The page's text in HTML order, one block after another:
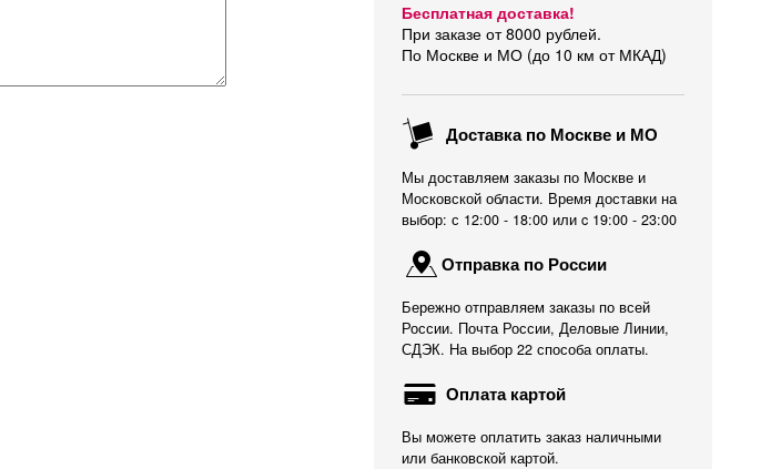
Бесплатная доставка!
При заказе от 8000 рублей.
По Москве и МО (до 10 км от МКАД)
Доставка по Москве и МО
Мы доставляем заказы по Москве и
Московской области. Время доставки на
выбор: с 12:00 - 18:00 или c 19:00 - 23:00
Отправка по России
Бережно отправляем заказы по всей
России. Почта России, Деловые Линии,
СДЭК. На выбор 22 способа оплаты.
Оплата картой
Вы можете оплатить заказ наличными
или банковской картой.